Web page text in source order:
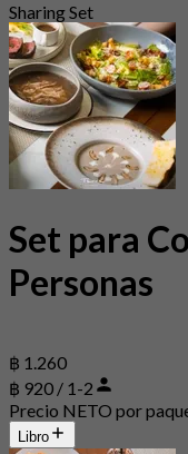
Sharing Set
Set para
Personas
฿ 1.260
฿ 920 / 1-2
Precio NETO por
Libro